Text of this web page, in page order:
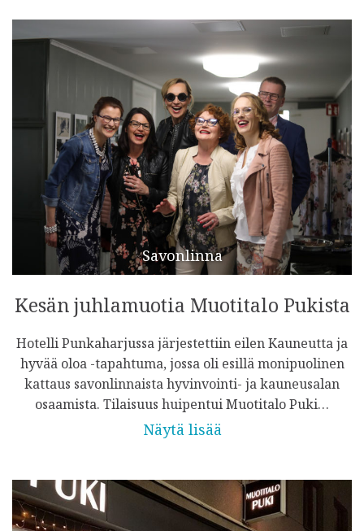
Savonlinna
Kesän juhlamuotia Muotitalo Pukista
Hotelli Punkaharjussa järjestettiin eilen Kauneutta ja
hyvää oloa -tapahtuma, jossa oli esillä monipuolinen
kattaus savonlinnaista hyvinvointi- ja kauneusalan
osaamista. Tilaisuus huipentui Muotitalo Puki…
Näytä lisää